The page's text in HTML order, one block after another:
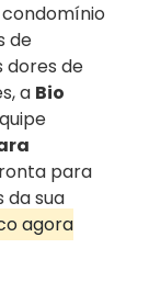
de
dores de
a Bio
para
da sua
agora